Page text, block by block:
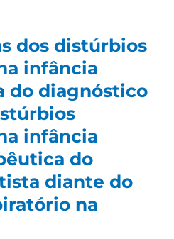
dos distúrbios
infância
do diagnóstico
infância
do
diante do
na